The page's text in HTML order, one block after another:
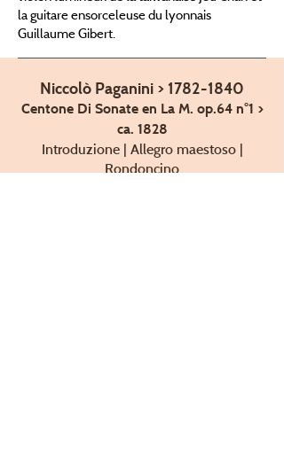
la guitare ensorceleuse du lyonnais
Guillaume Gibert.
Niccolò Paganini >1782-1840
Centone Di Sonate en La M. op.64 n°1 >
ca. 1828
Introduzione | Allegro maestoso |
Rondoncino